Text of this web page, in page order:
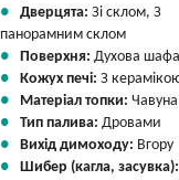
Дверцята: Зі склом, З
панорамним склом
Поверхня: Духова шафа
Кожух печі: З
Матеріал топки: Чавуна
Тип палива: Дровами
Вихід димоходу: Вгору
Шибер (кагла,